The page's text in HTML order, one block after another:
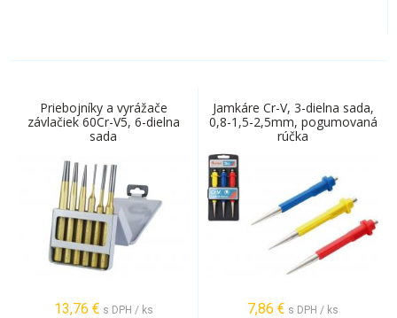
Priebojníky a vyrážače
závlačiek 60Cr-V5, 6-dielna
sada
13,76 € s DPH / ks
Jamkáre Cr-V, 3-dielna sada,
0,8-1,5-2,5mm, pogumovaná
rúčka
7,86 € s DPH / ks